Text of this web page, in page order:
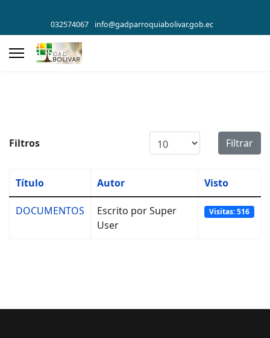
032574067 info@gadparroquiabolivar.gob.ec
Filtros Cantidad a mostrarFiltrar
Título Autor Visto
DOCUMENTOS
Escrito por Super
User
Visitas: 516